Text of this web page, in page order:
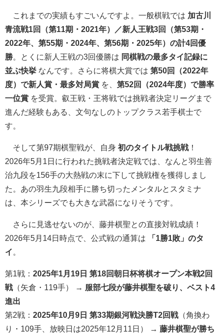
これまでの実績もすごいんですよ。一般棋戦では 加古川
青流戦1回（第11期・2021年）／新人王戦3回（第53期・
2022年、第55期・2024年、第56期・2025年）の計4回優
勝 。とくに新人王戦の3回優勝は 同棋戦の最多タイ記録に
並ぶ快挙 なんです。さらに将棋大賞では 第50回（2022年
度）で新人賞・最多対局賞 を、 第52回（2024年度）で勝率
一位賞 を受賞。叡王戦・王将戦では挑戦者決定リーグまで
進んだ経験もある、文句なしのトップクラス若手棋士で
す。
そして第97期棋聖戦が、自身 初のタイトル戦挑戦 ！
2026年5月1日に行われた挑戦者決定戦では、なんと羽生善
治九段を156手の大熱戦の末に下して挑戦権を獲得しまし
た。あの羽生九段相手に勝ち切ったメンタルとスタミナ
は、本シリーズでも大きな武器になりそうです。
さらに見逃せないのが、藤井棋聖との直接対戦成績！
2026年5月14日時点で、公式戦の通算は
「1勝1敗」のタ
イ
第1戦： 2025年1月19日 第18回朝日杯将棋オープン本戦2回
戦 （矢倉・119手） →
服部七段が藤井棋聖を破り、ベスト4
進出
第2戦： 2025年10月9日 第33期銀河戦決勝T2回戦 （角換わ
り・109手、放映日は2025年12月11日） → 藤井棋聖が勝ち